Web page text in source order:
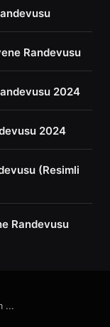
Randevusu
2024
2024
(Resimli
Randevusu
...